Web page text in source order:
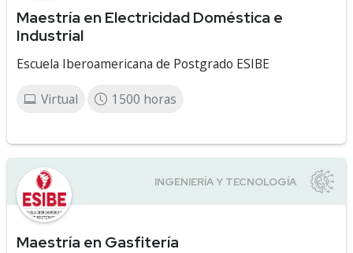
Maestría en Electricidad Doméstica e
Industrial
Escuela Iberoamericana de Postgrado ESIBE
Virtual 1500 horas
Maestría en Gasfitería